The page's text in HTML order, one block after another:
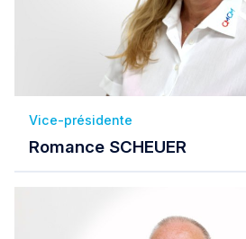
Vice-présidente
Romance SCHEUER